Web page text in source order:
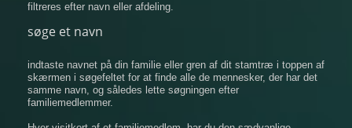
filtreres efter navn eller afdeling.
søge et navn
indtaste navnet på din familie eller gren af ​​dit stamtræ i toppen af
​​skærmen i søgefeltet for at finde alle de mennesker, der har det
samme navn, og således lette søgningen efter
familiemedlemmer.